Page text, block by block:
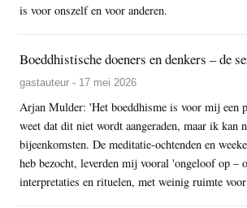
is voor onszelf en voor anderen.
Boeddhistische doeners en denkers – de
gastauteur - 17 mei 2026
Arjan Mulder: 'Het boeddhisme is voor mij een
weet dat dit niet wordt aangeraden, maar ik kan
bijeenkomsten. De meditatie-ochtenden en
heb bezocht, leverden mij vooral 'ongeloof op –
interpretaties en rituelen, met weinig ruimte